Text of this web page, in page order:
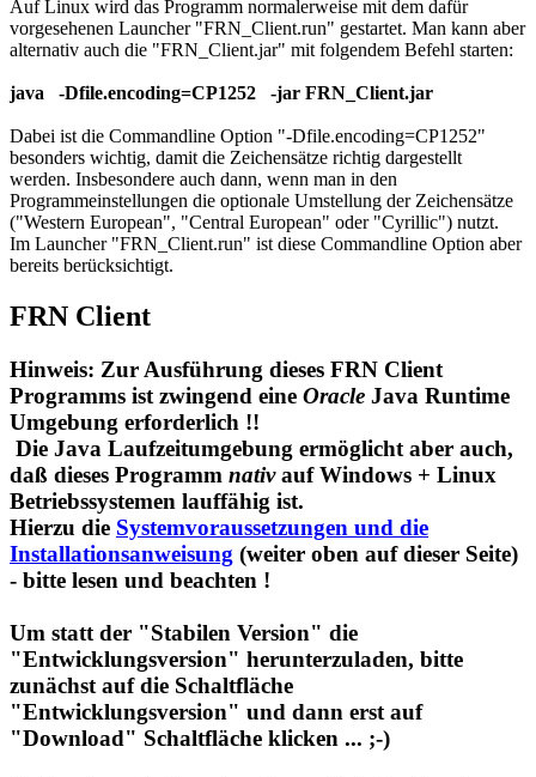
Auf Linux wird das Programm normalerweise mit dem dafür
vorgesehenen Launcher "FRN_Client.run" gestartet. Man kann aber
alternativ auch die "FRN_Client.jar" mit folgendem Befehl starten:
java -Dfile.encoding=CP1252 -jar FRN_Client.jar
Dabei ist die Commandline Option "-Dfile.encoding=CP1252"
besonders wichtig, damit die Zeichensätze richtig dargestellt
werden. Insbesondere auch dann, wenn man in den
Programmeinstellungen die optionale Umstellung der Zeichensätze
("Western European", "Central European" oder "Cyrillic") nutzt.
Im Launcher "FRN_Client.run" ist diese Commandline Option aber
bereits berücksichtigt.
FRN Client
Hinweis: Zur Ausführung dieses FRN Client
Programms ist zwingend eine Oracle Java Runtime
Umgebung erforderlich !!
Die Java Laufzeitumgebung ermöglicht aber auch,
daß dieses Programm nativauf Windows + Linux
Betriebssystemen lauffähig ist.
Hierzu die Systemvoraussetzungen und die
Installationsanweisung (weiter oben auf dieser Seite)
- bitte lesen und beachten !
Um statt der "Stabilen Version" die
"Entwicklungsversion" herunterzuladen, bitte
zunächst auf die Schaltfläche
"Entwicklungsversion" und dann erst auf
"Download" Schaltfläche klicken ... ;-)